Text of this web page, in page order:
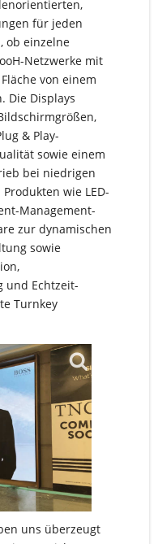
für jeden
ob einzelne
Netzwerke mit
von einem
Die Displays
& Play-
sowie einem
bei niedrigen
wie LED-
Management-
zur dynamischen
sowie
und Echtzeit-
Turnkey
uns überzeugt